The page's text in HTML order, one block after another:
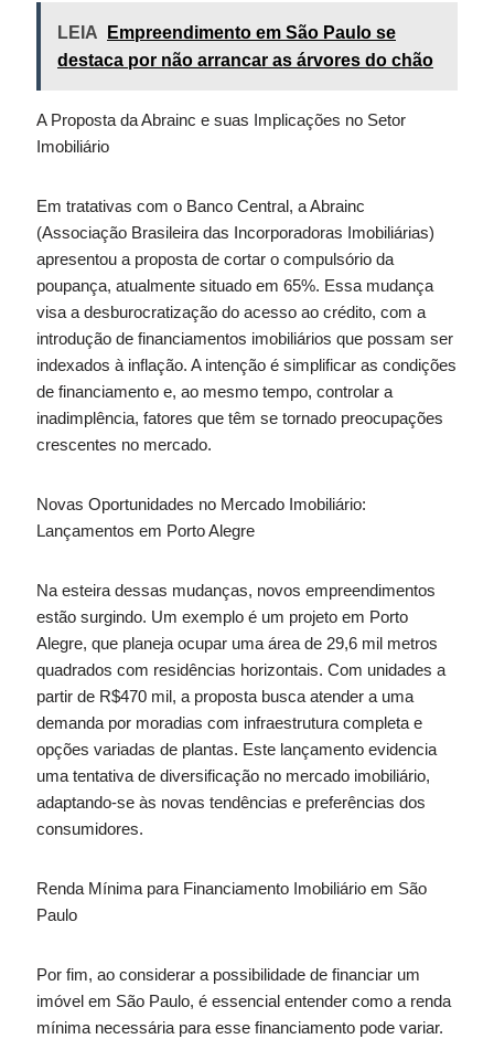
LEIA
Empreendimento em São Paulo se
destaca por não arrancar as árvores do chão
A Proposta da Abrainc e suas Implicações no Setor
Imobiliário
Em tratativas com o Banco Central, a Abrainc
(Associação Brasileira das Incorporadoras Imobiliárias)
apresentou a proposta de cortar o compulsório da
poupança, atualmente situado em 65%. Essa mudança
visa a desburocratização do acesso ao crédito, com a
introdução de financiamentos imobiliários que possam ser
indexados à inflação. A intenção é simplificar as condições
de financiamento e, ao mesmo tempo, controlar a
inadimplência, fatores que têm se tornado preocupações
crescentes no mercado.
Novas Oportunidades no Mercado Imobiliário:
Lançamentos em Porto Alegre
Na esteira dessas mudanças, novos empreendimentos
estão surgindo. Um exemplo é um projeto em Porto
Alegre, que planeja ocupar uma área de 29,6 mil metros
quadrados com residências horizontais. Com unidades a
partir de R$470 mil, a proposta busca atender a uma
demanda por moradias com infraestrutura completa e
opções variadas de plantas. Este lançamento evidencia
uma tentativa de diversificação no mercado imobiliário,
adaptando-se às novas tendências e preferências dos
consumidores.
Renda Mínima para Financiamento Imobiliário em São
Paulo
Por fim, ao considerar a possibilidade de financiar um
imóvel em São Paulo, é essencial entender como a renda
mínima necessária para esse financiamento pode variar.